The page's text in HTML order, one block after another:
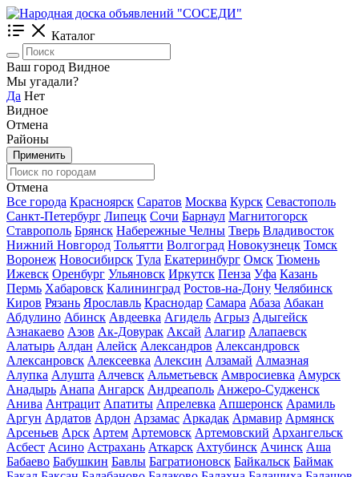
Каталог
Ваш город Видное
Мы угадали?
Да Нет
Видное
Отмена
Районы
Применить
Отмена
Все города Красноярск Саратов Москва Курск Севастополь
Санкт-Петербург Липецк Сочи Барнаул Магнитогорск
Ставрополь Брянск Набережные Челны Тверь Владивосток
Нижний Новгород Тольятти Волгоград Новокузнецк Томск
Воронеж Новосибирск Тула Екатеринбург Омск Тюмень
Ижевск Оренбург Ульяновск Иркутск Пенза Уфа Казань
Пермь Хабаровск Калининград Ростов-на-Дону Челябинск
Киров Рязань Ярославль Краснодар Самара Абаза Абакан
Абдулино Абинск Авдеевка Агидель Агрыз Адыгейск
Азнакаево Азов Ак-Довурак Аксай Алагир Алапаевск
Алатырь Алдан Алейск Александров Александровск
Алексанровск Алексеевка Алексин Алзамай Алмазная
Алупка Алушта Алчевск Альметьевск Амвросиевка Амурск
Анадырь Анапа Ангарск Андреаполь Анжеро-Судженск
Анива Антрацит Апатиты Апрелевка Апшеронск Арамиль
Аргун Ардатов Ардон Арзамас Аркадак Армавир Армянск
Арсеньев Арск Артем Артемовск Артемовский Архангельск
Асбест Асино Астрахань Аткарск Ахтубинск Ачинск Аша
Бабаево Бабушкин Бавлы Багратионовск Байкальск Баймак